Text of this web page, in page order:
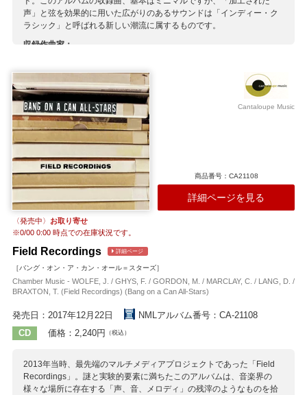
声」と弦を効果的に用いた広がりのあるサウンドは「インディー・ク
ラシック」と呼ばれる新しい潮流に属するものです。
収録作曲家：
Cantaloupe Music
商品番号：CA21108
詳細ページを見る
〈発売中〉 お取り寄せ
※0/00 0:00時点での在庫状況です。
Field Recordings 詳細ページ
［バング・オン・ア・カン・オール＝スターズ］
Chamber Music - WOLFE, J. / GHYS, F. / GORDON, M. / MARCLAY, C. / LANG, D. /
BRAXTON, T. (Field Recordings) (Bang on a Can All-Stars)
発売日：2017年12月22日
NMLアルバム番号：CA-21108
CD
価格：2,240円 （税込）
2013年当時、最先端のマルチメディアプロジェクトであった「Field
Recordings」。謎と実験的要素に満ちたこのアルバムは、音楽界の
様々な場所に存在する「声、音、メロディ」の残滓のようなものを拾